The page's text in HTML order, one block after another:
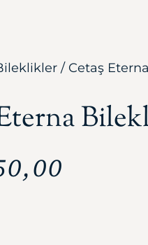
/ Cetaş